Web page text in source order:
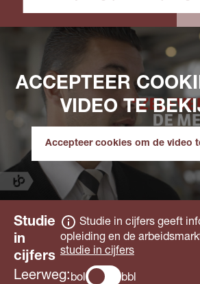
ACCEPTEER
VIDEO TE
Accepteer cookies om de video
Studie
in
cijfers
Studie in cijfers geeft
opleiding en de
studie in cijfers
Leerweg: bol bbl